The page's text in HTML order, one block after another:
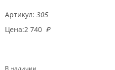
Артикул: 305
Цена:2 740 ₽